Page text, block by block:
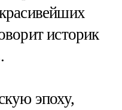
историк
эпоху,